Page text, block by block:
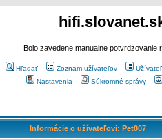
Bolo zavedene manualne potvrdzovanie
Hľadať Zoznam užívateľov
Nastavenia
Súkromné správy
Informácie o užívateľovi: Pet007